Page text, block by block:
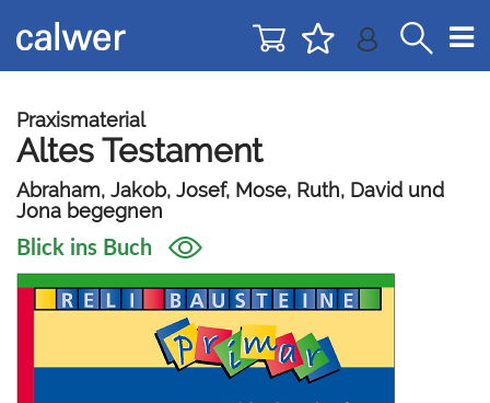
zur
Navigation
zum
Inhalt
Praxismaterial
Altes Testament
Abraham, Jakob, Josef, Mose, Ruth, David und
Jona begegnen
Blick ins Buch